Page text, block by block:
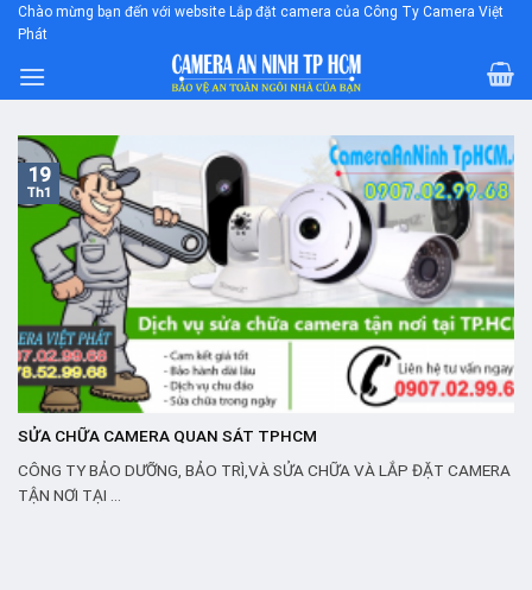
Skip
content
Chào mừng bạn đến với website Lắp đặt camera của Công Ty Camera Việt
Phát
SỬA CHỮA CAMERA QUAN SÁT TPHCM
CÔNG TY BẢO DƯỠNG, BẢO TRÌ,VÀ SỬA CHỮA VÀ LẮP ĐẶT CAMERA
TẬN NƠI TẠI ...
19
Th1